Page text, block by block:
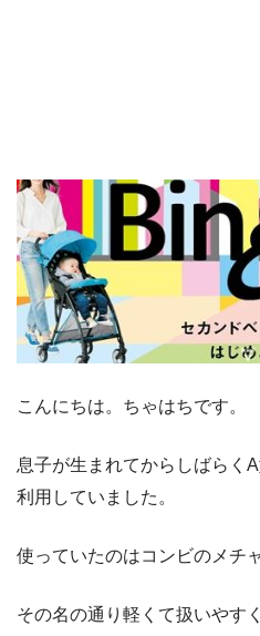
こんにちは。ちゃはちです。
息子が生まれてからしばらく
利用していました。
使っていたのはコンビのメチ
その名の通り軽くて扱いやす